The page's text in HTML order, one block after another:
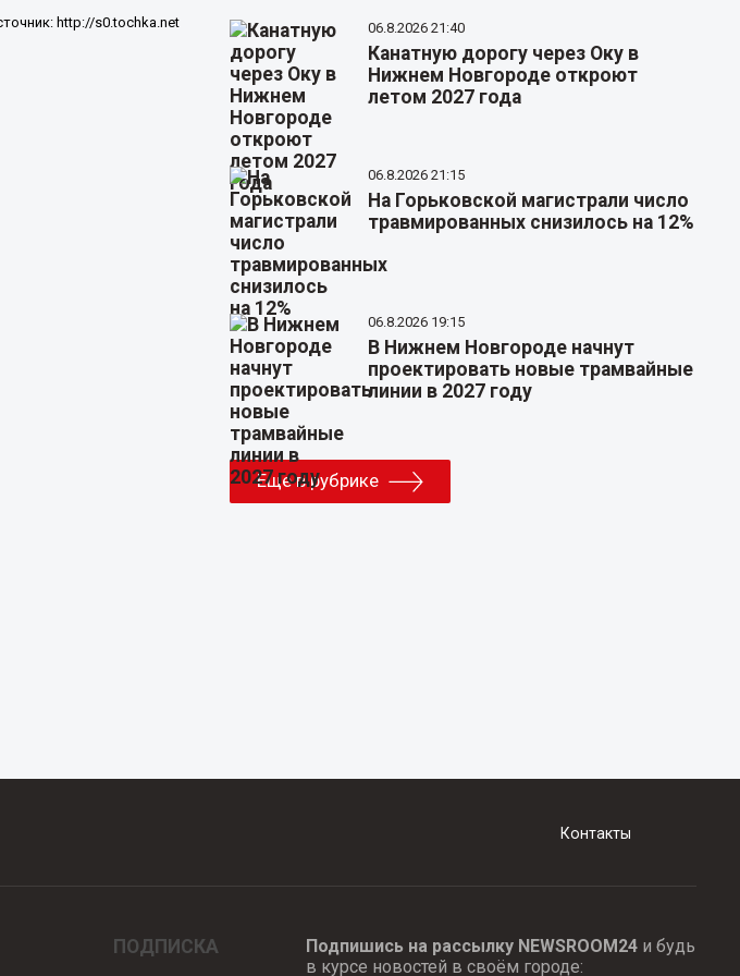
http://s0.tochka.net 06.8.2026 21:40
Канатную дорогу через Оку в
Нижнем Новгороде откроют
летом 2027 года
06.8.2026 21:15
На Горьковской магистрали число
травмированных снизилось на 12%
06.8.2026 19:15
В Нижнем Новгороде начнут
проектировать новые трамвайные
линии в 2027 году
Еще в рубрике
Контакты
ПОДПИСКА Подпишись на рассылку NEWSROOM24и будь
в курсе новостей в своём городе: